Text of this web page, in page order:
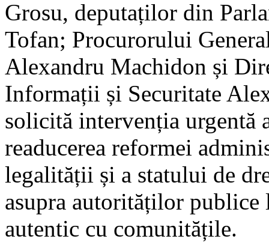
Grosu, deputaților din
Tofan; Procurorului
Alexandru Machidon și
Informații și Securitate
solicită intervenția
readucerea reformei
legalității și a statului de
asupra autorităților
autentic cu comunitățile.